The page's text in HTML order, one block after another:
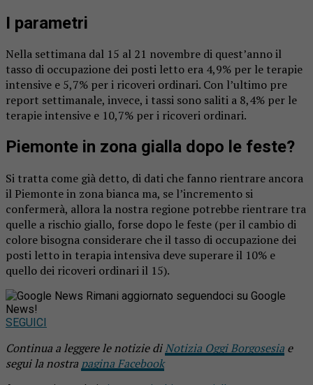
I parametri
Nella settimana dal 15 al 21 novembre di quest’anno il
tasso di occupazione dei posti letto era 4,9% per le terapie
intensive e 5,7% per i ricoveri ordinari. Con l’ultimo pre
report settimanale, invece, i tassi sono saliti a 8,4% per le
terapie intensive e 10,7% per i ricoveri ordinari.
Piemonte in zona gialla dopo le feste?
Si tratta come già detto, di dati che fanno rientrare ancora
il Piemonte in zona bianca ma, se l’incremento si
confermerà, allora la nostra regione potrebbe rientrare tra
quelle a rischio giallo, forse dopo le feste (per il cambio di
colore bisogna considerare che il tasso di occupazione dei
posti letto in terapia intensiva deve superare il 10% e
quello dei ricoveri ordinari il 15).
Rimani aggiornato seguendoci su Google
News!
SEGUICI
Continua a leggere le notizie diNotizia Oggi Borgosesia e
segui la nostra pagina Facebook